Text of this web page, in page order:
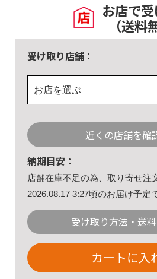
お店で
（送料
受け取り店舗：
お店を選ぶ
近くの店舗を確
納期目安：
店舗在庫不足の為、取り寄せ注
2026.08.17 3:27頃のお届け予定
受け取り方法・送
カートに入